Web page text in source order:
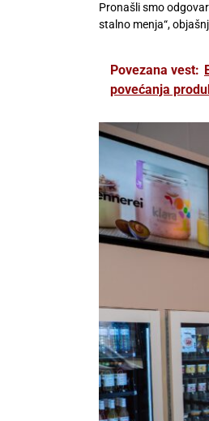
Pronašli smo
stalno menja“,
Povezana vest:
povećanja